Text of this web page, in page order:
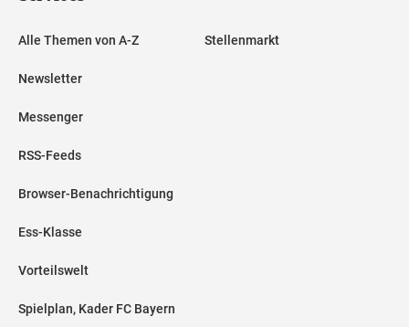
Alle Themen von A-Z
Newsletter
Messenger
RSS-Feeds
Browser-Benachrichtigung
Ess-Klasse
Vorteilswelt
Spielplan, Kader FC Bayern
Stellenmarkt